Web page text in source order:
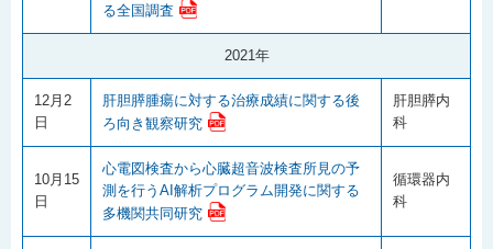
る全国調査
2021年
12月2
日
肝胆膵腫瘍に対する治療成績に関する後
ろ向き観察研究
肝胆膵内
科
10月15
日
心電図検査から心臓超音波検査所見の予
測を行うAI解析プログラム開発に関する
多機関共同研究
循環器内
科